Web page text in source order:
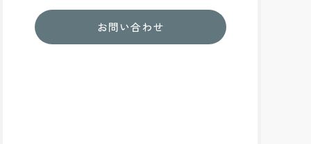
お問い合わせ